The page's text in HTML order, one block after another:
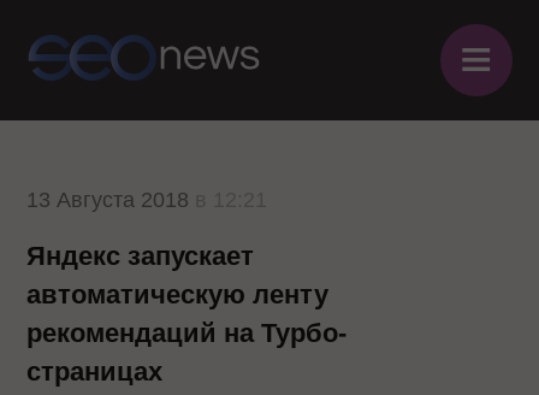
≡
13 Августа 2018
Яндекс запускает
автоматическую ленту
рекомендаций на Турбо-
страницах